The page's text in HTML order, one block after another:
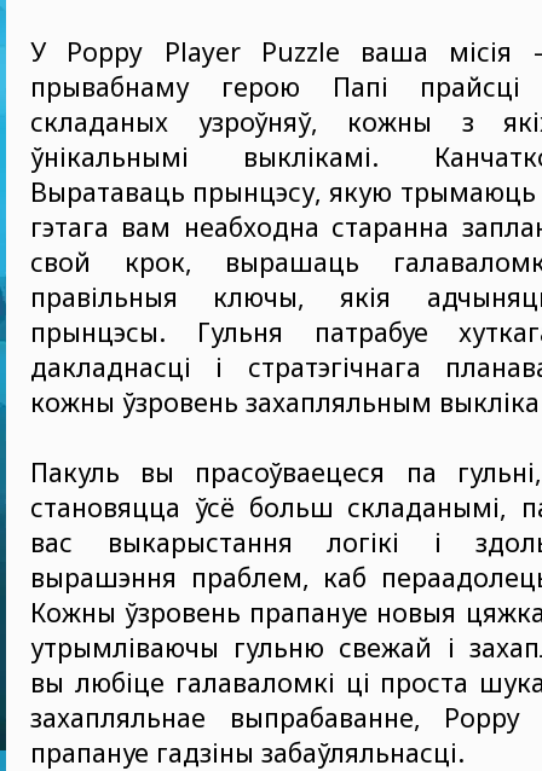
У Poppy Player Puzzle ваша місія
прывабнаму герою Папі
складаных узроўняў, кожны з
ўнікальнымі выклікамі.
Выратаваць прынцэсу, якую
гэтага вам неабходна старанна
свой крок, вырашаць
правільныя ключы, якія
прынцэсы. Гульня патрабуе
дакладнасці і стратэгічнага
кожны ўзровень захапляльным
Пакуль вы прасоўваецеся па
становяцца ўсё больш складанымі,
вас выкарыстання логікі і
вырашэння праблем, каб
Кожны ўзровень прапануе новыя
утрымліваючы гульню свежай і
вы любіце галаваломкі ці проста
захапляльнае выпрабаванне,
прапануе гадзіны забаўляльнасці.